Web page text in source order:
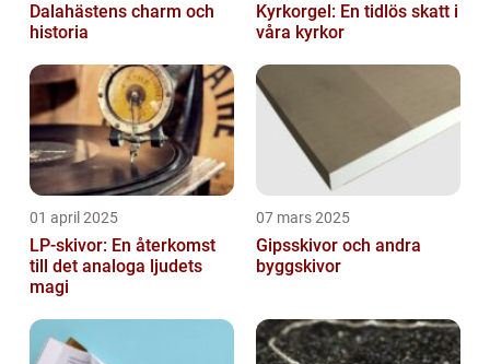
Dalahästens charm och
historia
Kyrkorgel: En tidlös skatt i
våra kyrkor
01 april 2025
LP-skivor: En återkomst
till det analoga ljudets
magi
07 mars 2025
Gipsskivor och andra
byggskivor